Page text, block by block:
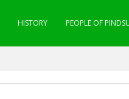
HISTORY PEOPLE OF